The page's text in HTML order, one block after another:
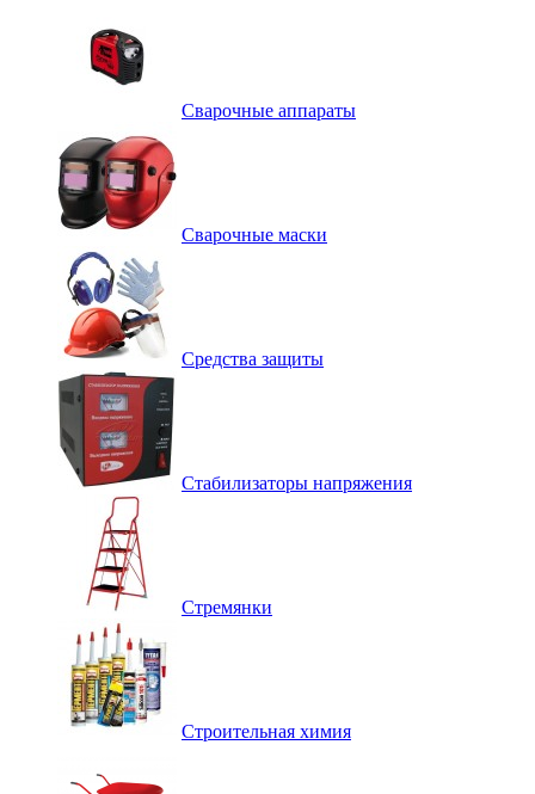
Сварочные аппараты
Сварочные маски
Средства защиты
Стабилизаторы напряжения
Стремянки
Строительная химия